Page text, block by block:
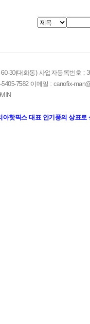
30(대화동) 사업자등록번호 :
7582 이메일 : canofix-
핫픽스 대표 안기풍의 상표